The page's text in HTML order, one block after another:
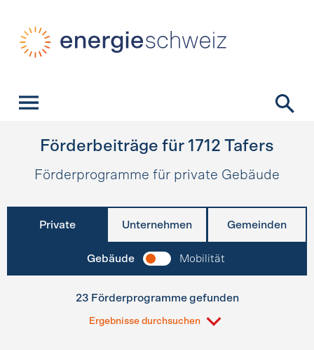
Förderbeiträge für 1712 Tafers
Förderprogramme für private Gebäude
Private Unternehmen Gemeinden
Gebäude Mobilität
23 Förderprogramme gefunden
Ergebnisse durchsuchen